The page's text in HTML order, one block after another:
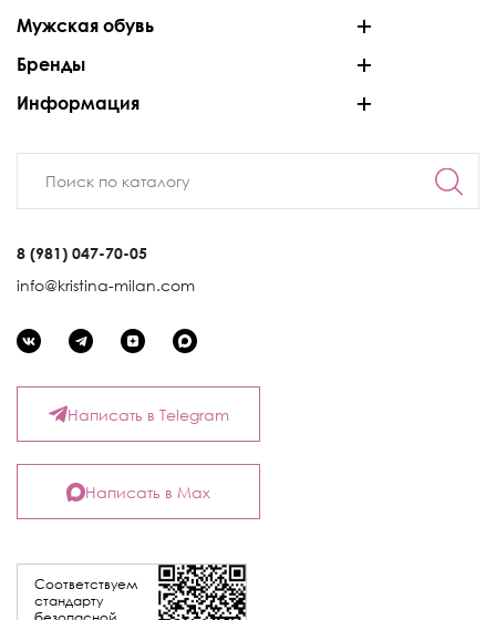
Мужская обувь
Бренды
Информация
8 (981) 047-70-05
info@kristina-milan.com
Соответствуем
стандарту
Написать в Telegram
Написать в Max